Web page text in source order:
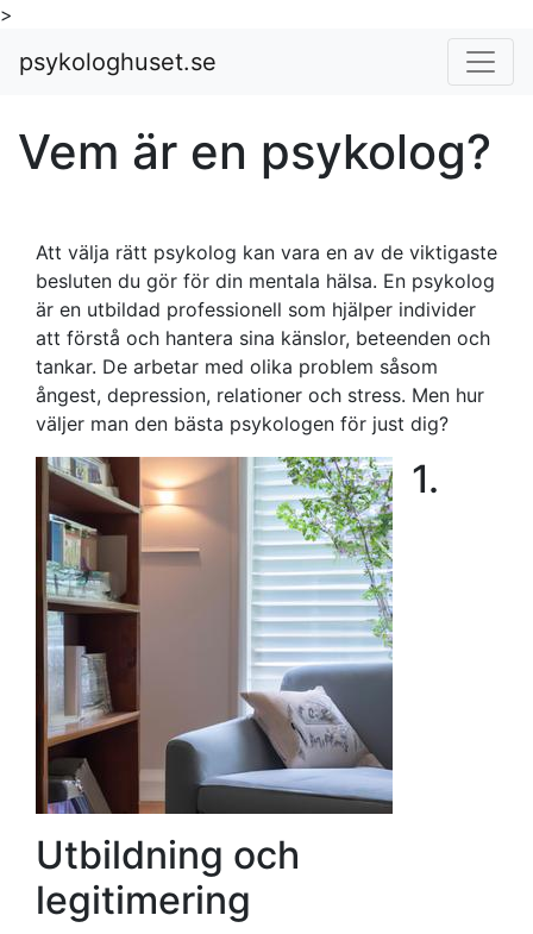
>
psykologhuset.se
Vem är en psykolog?
Att välja rätt psykolog kan vara en av de viktigaste
besluten du gör för din mentala hälsa. En psykolog
är en utbildad professionell som hjälper individer
att förstå och hantera sina känslor, beteenden och
tankar. De arbetar med olika problem såsom
ångest, depression, relationer och stress. Men hur
väljer man den bästa psykologen för just dig?
1.
Utbildning och
legitimering